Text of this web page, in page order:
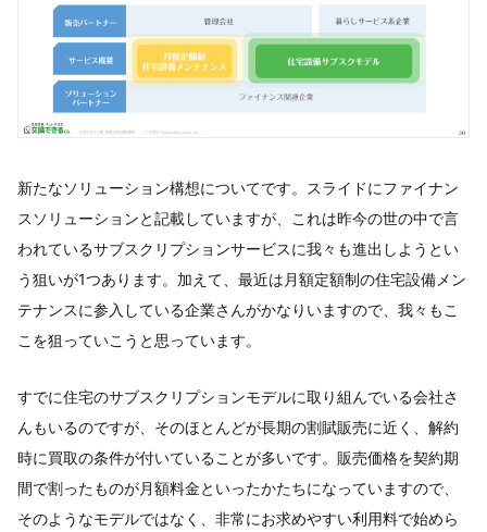
新たなソリューション構想についてです。スライドにファイナン
スソリューションと記載していますが、これは昨今の世の中で言
われているサブスクリプションサービスに我々も進出しようとい
う狙いが1つあります。加えて、最近は月額定額制の住宅設備メン
テナンスに参入している企業さんがかなりいますので、我々もこ
こを狙っていこうと思っています。
すでに住宅のサブスクリプションモデルに取り組んでいる会社さ
んもいるのですが、そのほとんどが長期の割賦販売に近く、解約
時に買取の条件が付いていることが多いです。販売価格を契約期
間で割ったものが月額料金といったかたちになっていますので、
そのようなモデルではなく、非常にお求めやすい利用料で始めら